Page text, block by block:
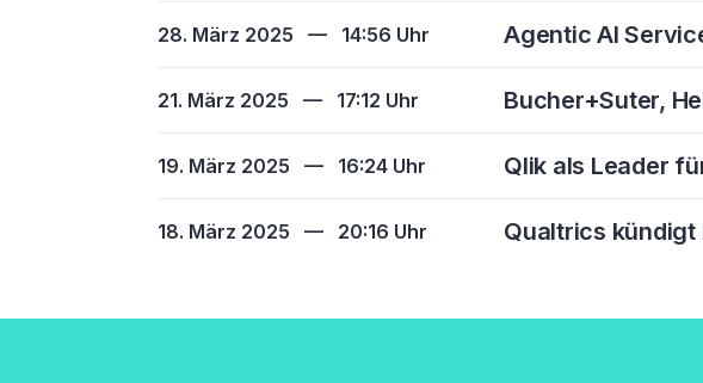
28. März 2025 — 14:56 Uhr Agentic AI
21. März 2025 — 17:12 Uhr Bucher+Suter,
19. März 2025 — 16:24 Uhr Qlik als Leader
18. März 2025 — 20:16 Uhr Qualtrics kündigt